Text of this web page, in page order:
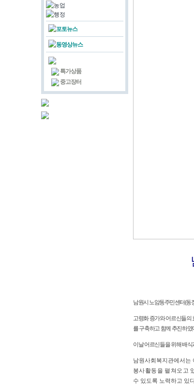
농업
행정
포토뉴스
동영상뉴스
특가상품
중고장터
남원시 노암동주민센터(동
고령화 증가와 어르신들의
를 구축하고 함께 추진하였
이날 어르신들을 위해 배
남원사회복지관에서는
봉사활동을 펼쳐오고
수 있도록 노력하고 있